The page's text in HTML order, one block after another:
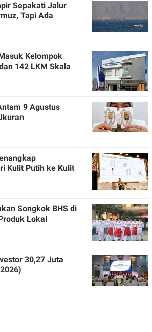
Sepakati Jalur
Tapi Ada
Kelompok
142 LKM Skala
9 Agustus
Kulit Putih ke Kulit
Songkok BHS di
Lokal
30,27 Juta